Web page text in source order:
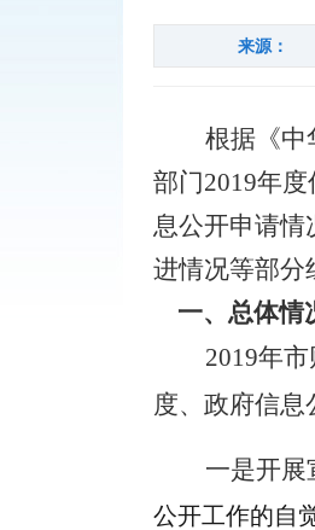
来源：
根据《中
部门2019年
息公开申请情
进情况等部分
一、总体情
2019年
度、政府信息
一是开展
公开工作的自